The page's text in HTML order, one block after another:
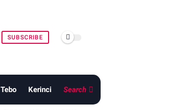
SUBSCRIBE
Tebo Kerinci Search